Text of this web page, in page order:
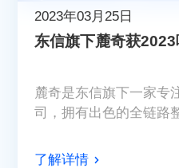
2023年03月25日
东信旗下麓奇获
麓奇是东信旗下一家专
司，拥有出色的全链路
了解详情